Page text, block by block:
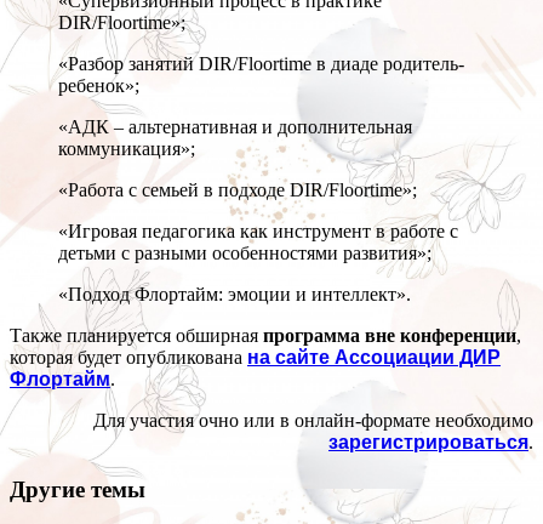
DIR/Floortime»;
«Разбор занятий DIR/Floortime в диаде родитель-
ребенок»;
«АДК – альтернативная и дополнительная
коммуникация»;
«Работа с семьей в подходе DIR/Floortime»;
«Игровая педагогика как инструмент в работе с
детьми с разными особенностями развития»;
«Подход Флортайм: эмоции и интеллект».
Также планируется обширная программа вне конференции,
которая будет опубликована на сайте Ассоциации ДИР
Флортайм.
Для участия очно или в онлайн-формате необходимо
зарегистрироваться.
Другие темы